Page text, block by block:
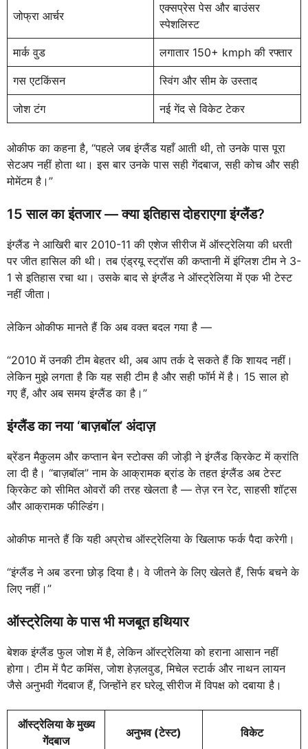
जोफ्रा आर्चर
एक्सप्रेस पेस और बाउंसर
स्पेशलिस्ट
मार्क वुड लगातार 150+ kmph की रफ्तार
गस एटकिंसन स्विंग और सीम के उस्ताद
जोश टंग नई गेंद से विकेट टेकर
ओकीफ का कहना है, “पहले जब इंग्लैंड यहाँ आती थी, तो उनके पास पूरा
सेटअप नहीं होता था। इस बार उनके पास सही गेंदबाज, सही कोच और सही
मोमेंटम है।”
15 साल का इंतजार — क्या इतिहास दोहराएगा इंग्लैंड?
इंग्लैंड ने आखिरी बार 2010-11 की एशेज सीरीज में ऑस्ट्रेलिया की धरती
पर जीत हासिल की थी। तब एंड्रयू स्ट्रॉस की कप्तानी में इंग्लिश टीम ने 3-
1 से इतिहास रचा था। उसके बाद से इंग्लैंड ने ऑस्ट्रेलिया में एक भी टेस्ट
नहीं जीता।
लेकिन ओकीफ मानते हैं कि अब वक्त बदल गया है —
“2010 में उनकी टीम बेहतर थी, अब आप तर्क दे सकते हैं कि शायद नहीं।
लेकिन मुझे लगता है कि यह सही टीम है और सही फॉर्म में है। 15 साल हो
गए हैं, और अब समय इंग्लैंड का है।”
इंग्लैंड का नया ‘बाज़बॉल’ अंदाज़
ब्रेंडन मैकुलम और कप्तान बेन स्टोक्स की जोड़ी ने इंग्लैंड क्रिकेट में क्रांति
ला दी है। “बाज़बॉल” नाम के आक्रामक ब्रांड के तहत इंग्लैंड अब टेस्ट
क्रिकेट को सीमित ओवरों की तरह खेलता है — तेज़ रन रेट, साहसी शॉट्स
और आक्रामक फील्डिंग।
ओकीफ मानते हैं कि यही अप्रोच ऑस्ट्रेलिया के खिलाफ फर्क पैदा करेगी।
“इंग्लैंड ने अब डरना छोड़ दिया है। वे जीतने के लिए खेलते हैं, सिर्फ बचने के
लिए नहीं।”
ऑस्ट्रेलिया के पास भी मजबूत हथियार
बेशक इंग्लैंड फुल जोश में है, लेकिन ऑस्ट्रेलिया को हराना आसान नहीं
होगा। टीम में पैट कमिंस, जोश हेज़लवुड, मिचेल स्टार्क और नाथन लायन
जैसे अनुभवी गेंदबाज हैं, जिन्होंने हर घरेलू सीरीज में विपक्ष को दबाया है।
ऑस्ट्रेलिया के मुख्य
गेंदबाज
अनुभव (टेस्ट) विकेट